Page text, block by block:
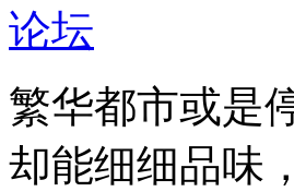
繁华都市或是
却能细细品味